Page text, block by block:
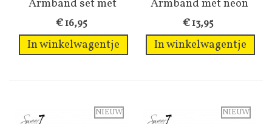
Armband set met
frisse groene...
€ 16,95
In winkelwagentje
Armband met neon
groene kralen...
€ 13,95
In winkelwagentje
NIEUW NIEUW